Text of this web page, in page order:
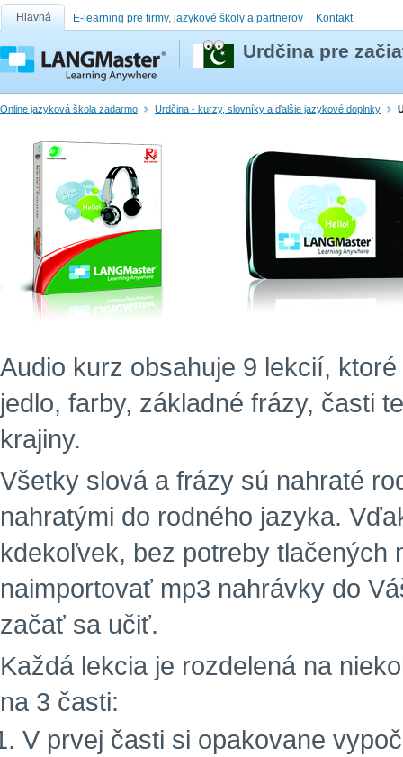
Hlavná E-learning pre firmy, jazykové školy a partnerov Kontakt
Urdčina pre
Online jazyková škola zadarmo Urdčina - kurzy, slovníky a ďalšie jazykové doplnky
Audio kurz obsahuje 9 lekcií,
jedlo, farby, základné frázy, časti
krajiny.
Všetky slová a frázy sú nahraté
nahratými do rodného jazyka.
kdekoľvek, bez potreby tlačených
naimportovať mp3 nahrávky do
začať sa učiť.
Každá lekcia je rozdelená na
na 3 časti:
V prvej časti si opakovane